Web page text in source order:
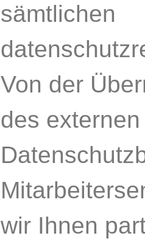
sämtlichen
Von der
des
wir Ihnen